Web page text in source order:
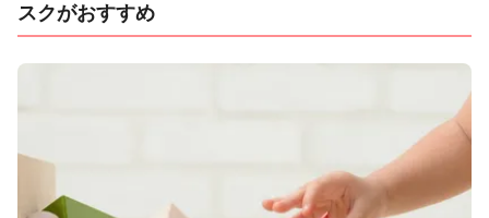
スクがおすすめ